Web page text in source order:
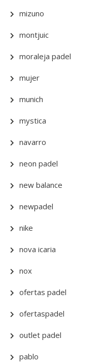
mizuno
montjuic
moraleja padel
mujer
munich
mystica
navarro
neon padel
new balance
newpadel
nike
nova icaria
nox
ofertas padel
ofertaspadel
outlet padel
pablo